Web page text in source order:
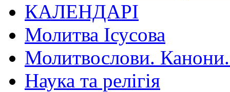
КАЛЕНДАРІ
Молитва Ісусова
Молитвослови.
Наука та релігія